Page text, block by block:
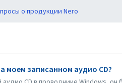
о продукции Nero
моем записанном аудио CD?